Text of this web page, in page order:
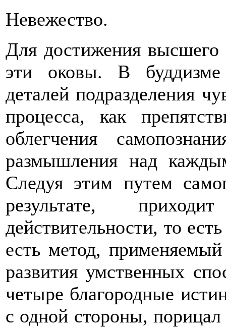
Невежество.
Для достижения высшего
эти оковы. В буддизме
деталей подразделения
процесса, как
облегчения
размышления над
Следуя этим путем
результате,
действительности, то
есть метод,
развития умственных
четыре благородные
с одной стороны,